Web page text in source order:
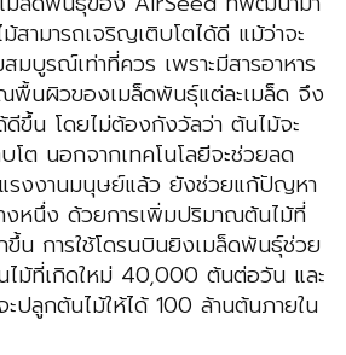
สามารถเจริญเติบโตได้ดี แม้ว่าจะ
มบูรณ์เท่าที่ควร เพราะมีสารอาหาร
พื้นผิวของเมล็ดพันธุ์แต่ละเมล็ด จึง
ดีขึ้น โดยไม่ต้องกังวัลว่า ต้นไม้จะ
โต นอกจากเทคโนโลยีจะช่วยลด
รงงานมนุษย์แล้ว ยังช่วยแก้ปัญหา
งหนึ่ง ด้วยการเพิ่มปริมาณต้นไม้ที่
ขึ้น การใช้โดรนบินยิงเมล็ดพันธุ์ช่วย
ไม้ที่เกิดใหม่ 40,000 ต้นต่อวัน และ
ะปลูกต้นไม้ให้ได้ 100 ล้านต้นภายใน